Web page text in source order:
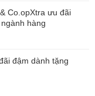
Co.opXtra ưu đãi
hàng
đậm dành tặng